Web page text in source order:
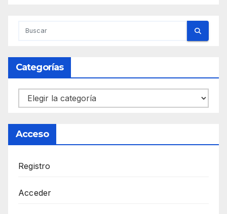
Categorías
Categorías
Acceso
Registro
Acceder